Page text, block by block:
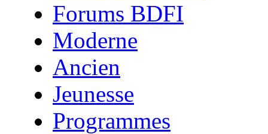
Forums BDFI
Moderne
Ancien
Jeunesse
Programmes